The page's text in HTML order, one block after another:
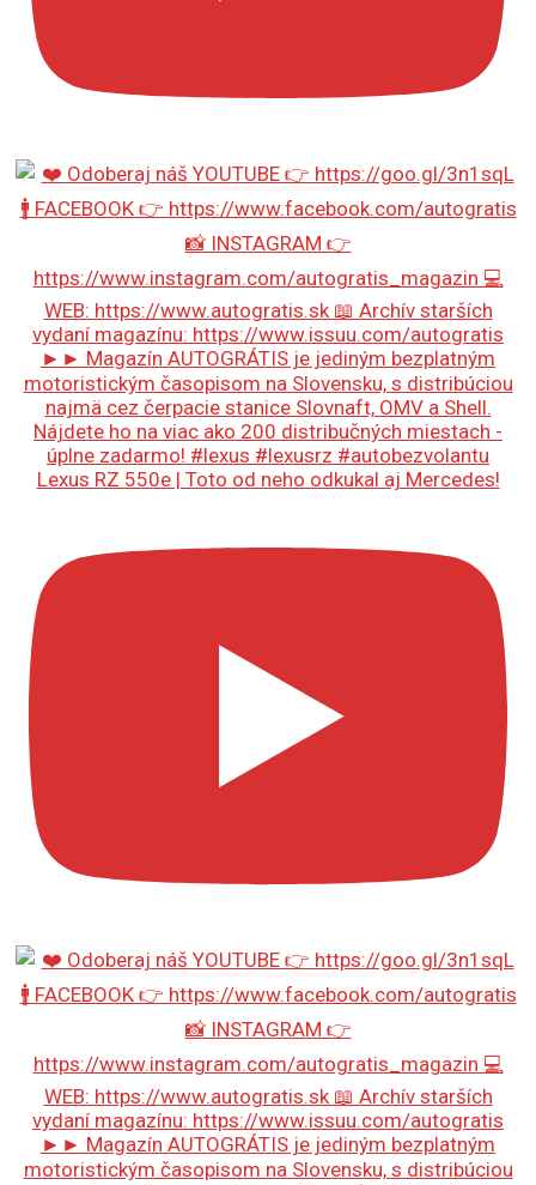
Lexus RZ 550e | Toto od neho odkukal aj Mercedes!